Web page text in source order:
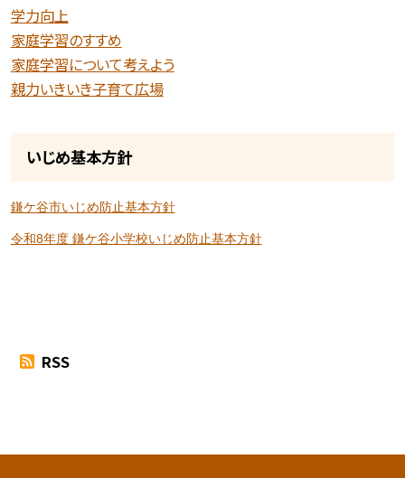
学力向上
家庭学習のすすめ
家庭学習について考えよう
親力いきいき子育て広場
いじめ基本方針
鎌ケ谷市いじめ防止基本方針
令和8年度 鎌ケ谷小学校いじめ防止基本方針
RSS